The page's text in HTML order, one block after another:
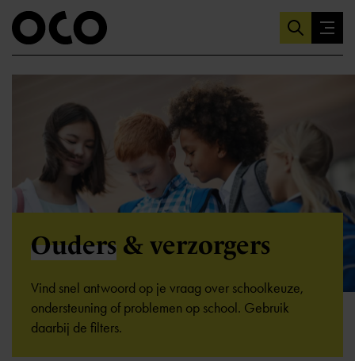
Ouders & verzorgers
Vind snel antwoord op je vraag over schoolkeuze,
ondersteuning of problemen op school. Gebruik
daarbij de filters.